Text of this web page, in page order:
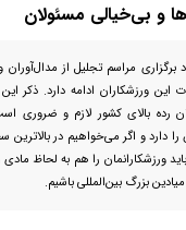
و بی‌خیالی مسئولان
برگزاری مراسم تجلیل از
این ورزشکاران ادامه دارد. ذکر
رده بالای کشور لازم و
دارد و اگر می‌خواهیم در
ورزشکارانمان را هم به لحاظ
میادین بزرگ بین‌المللی باشیم.